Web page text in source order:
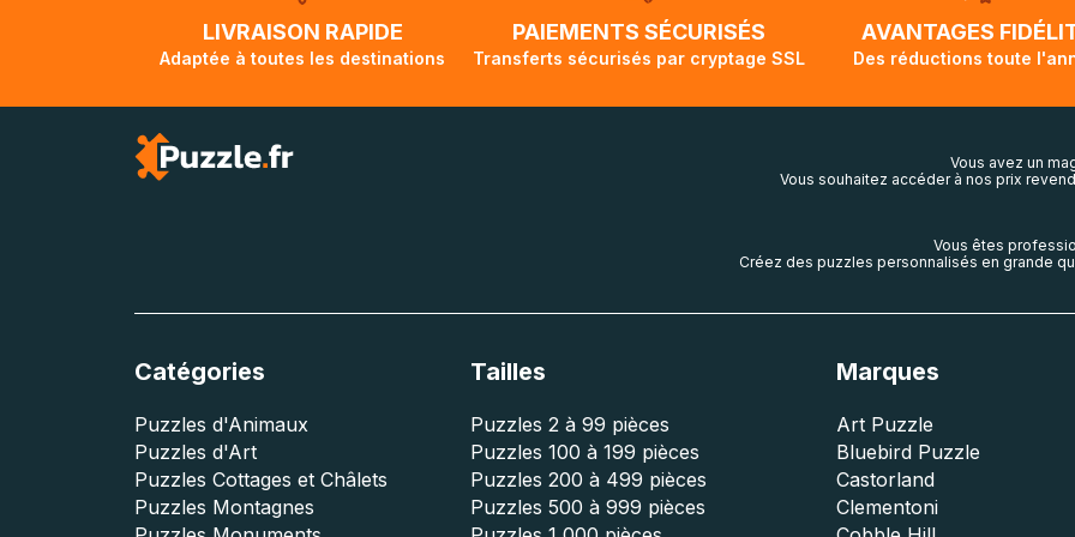
lorsque votre colis aura touché terre.
LIVRAISON RAPIDE
Adaptée à toutes les destinations
PAIEMENTS SÉCURISÉS
Transferts sécurisés par cryptage SSL
AVANTAGES
Des réductions toute
Vous avez un
Vous souhaitez accéder à nos prix
Vous êtes
Créez des puzzles personnalisés en grande
Catégories
Puzzles d'Animaux
Puzzles d'Art
Puzzles Cottages et Châlets
Puzzles Montagnes
Tailles
Puzzles 2 à 99 pièces
Puzzles 100 à 199 pièces
Puzzles 200 à 499 pièces
Puzzles 500 à 999 pièces
Marques
Art Puzzle
Bluebird Puzzle
Castorland
Clementoni